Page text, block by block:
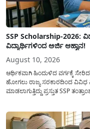
SSP Scholarship-2026:
ವಿದ್ಯಾರ್ಥಿಗಳಿಂದ ಅರ್ಜಿ ಆಹ್ವಾನ!
August 10, 2026
ಆರ್ಥಿಕವಾಗಿ ಹಿಂದುಳಿದ ವರ್ಗಕ್ಕೆ
ಹೋಗಲು ರಾಜ್ಯ ಸರಕಾರದಿಂದ ವಿವಿಧ
ಮಾಡಲಾಗುತ್ತಿದ್ದು ಪ್ರಸ್ತುತ SSP
ಸರಳ...